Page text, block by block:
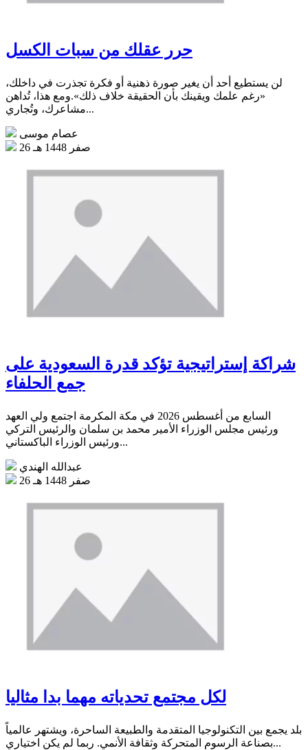
حرر عقلك من سبات الكسل
لن يستطيع أحد أن يغير صورة ذهنية أو فكرة تجذرت في داخلك،
«رغم علمك ويقينك بأن الحقيقة خلاف ذلك».ومع هذا، تُداهن
مشاعرك، وتُجاري...
عصام موسى
26 صفر 1448 هـ
شراكة إستراتيجية تؤكد قدرة السعودية على
جمع الحلفاء
السابع من أغسطس 2026 في مكة المكرمة اجتمع ولي العهد
ورئيس مجلس الوزراء الأمير محمد بن سلمان والرئيس التركي
ورئيس الوزراء الباكستاني...
عبدالله الهندي
26 صفر 1448 هـ
لكل مجتمع تحدياته مهما بدا مثاليا
بلد يجمع بين التكنولوجيا المتقدمة والطبيعة الساحرة، ويشتهر عالمياً
بصناعة الرسوم المتحركة وثقافة الأنمي‏. ربما لم يكن اختياري...